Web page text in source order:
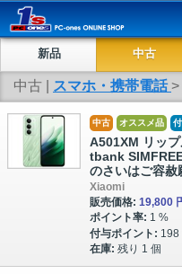
新品 中古
中古 | スマホ・携帯電話 >
中古 オススメ品
A501XM リッ
tbank
のさいはご容赦
Xiaomi
販売価格: 19,800
ポイント率: 1 %
付与ポイント: 198
在庫: 残り 1 個